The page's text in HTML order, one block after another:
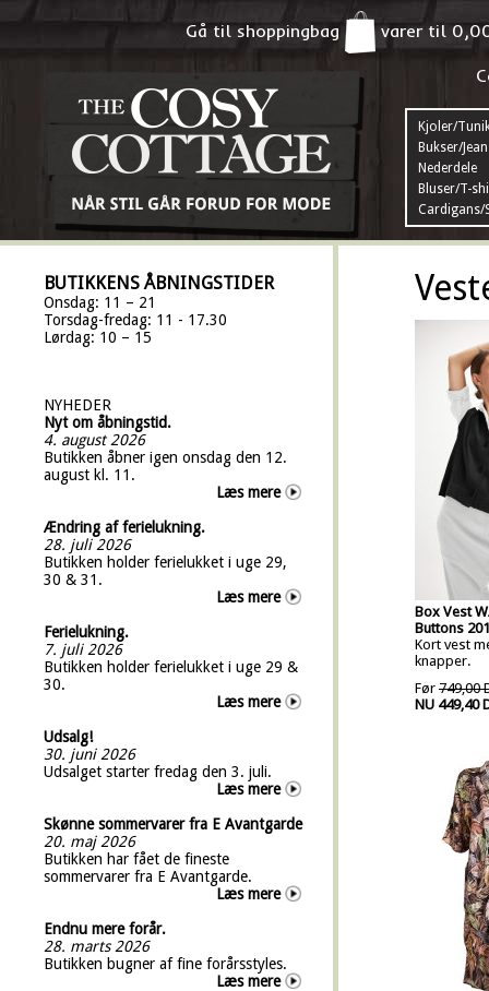
Gå til shoppingbag varer til
Kjoler/
Bukser/
Nederdele
Bluser/T-
Cardigans/
BUTIKKENS ÅBNINGSTIDER
Onsdag: 11 – 21
Torsdag-fredag: 11 - 17.30
Lørdag: 10 – 15
NYHEDER
Nyt om åbningstid.
4. august 2026
Butikken åbner igen onsdag den 12.
august kl. 11.
Læs mere
Ændring af ferielukning.
28. juli 2026
Butikken holder ferielukket i uge 29,
30 & 31.
Læs mere
Ferielukning.
7. juli 2026
Butikken holder ferielukket i uge 29 &
30.
Læs mere
Udsalg!
30. juni 2026
Udsalget starter fredag den 3. juli.
Læs mere
Skønne sommervarer fra E Avantgarde
20. maj 2026
Butikken har fået de fineste
sommervarer fra E Avantgarde.
Læs mere
Endnu mere forår.
28. marts 2026
Butikken bugner af fine forårsstyles.
Læs mere
Box Vest
Buttons
Kort vest
knapper.
Før 749,00
NU 449,40